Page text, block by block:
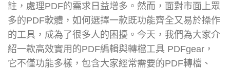
註，處理PDF的需求日益增多。然而，面對市面上眾
多的PDF軟體，如何選擇一款既功能齊全又易於操作
的工具，成為了很多人的困擾。今天，我們為大家介
紹一款高效實用的PDF編輯與轉檔工具 PDFgear，
它不僅功能多樣，包含大家經常需要的PDF轉檔、